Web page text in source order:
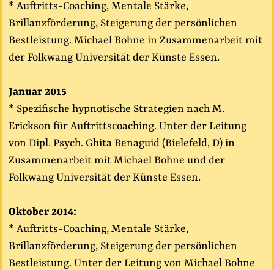
* Auftritts-Coaching, Mentale Stärke,
Brillanzförderung, Steigerung der persönlichen
Bestleistung. Michael Bohne in Zusammenarbeit mit
der Folkwang Universität der Künste Essen.
Januar 2015
* Spezifische hypnotische Strategien nach M.
Erickson für Auftrittscoaching. Unter der Leitung
von Dipl. Psych. Ghita Benaguid (Bielefeld, D) in
Zusammenarbeit mit Michael Bohne und der
Folkwang Universität der Künste Essen.
Oktober 2014:
* Auftritts-Coaching, Mentale Stärke,
Brillanzförderung, Steigerung der persönlichen
Bestleistung. Unter der Leitung von Michael Bohne